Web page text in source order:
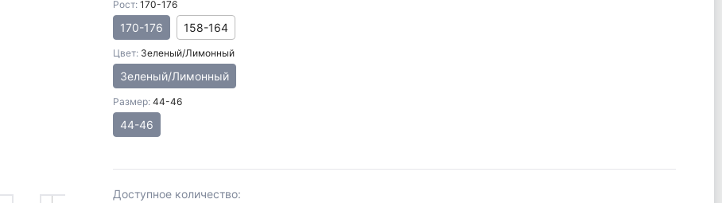
Рост: 170-176
170-176 158-164
Цвет: Зеленый/Лимонный
Зеленый/Лимонный
Размер: 44-46
44-46
Доступное количество: